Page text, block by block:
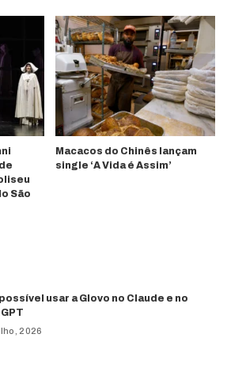
São
Macacos do Chinês lançam
single ‘A Vida é Assim’
usar a Glovo no Claude e no
2026